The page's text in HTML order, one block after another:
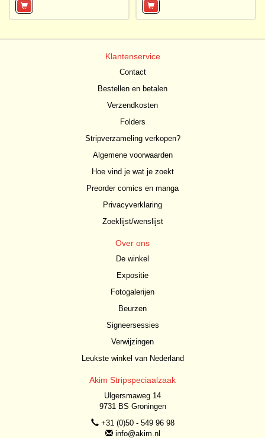
Klantenservice
Contact
Bestellen en betalen
Verzendkosten
Folders
Stripverzameling verkopen?
Algemene voorwaarden
Hoe vind je wat je zoekt
Preorder comics en manga
Privacyverklaring
Zoeklijst/wenslijst
Over ons
De winkel
Expositie
Fotogalerijen
Beurzen
Signeersessies
Verwijzingen
Leukste winkel van Nederland
Akim Stripspeciaalzaak
Ulgersmaweg 14
9731 BS Groningen
+31 (0)50 - 549 96 98
info@akim.nl